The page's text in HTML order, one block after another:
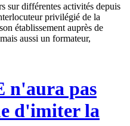
sur différentes activités depuis
privilégié de la
établissement auprès de
aussi un formateur,
n'aura pas
d'imiter la